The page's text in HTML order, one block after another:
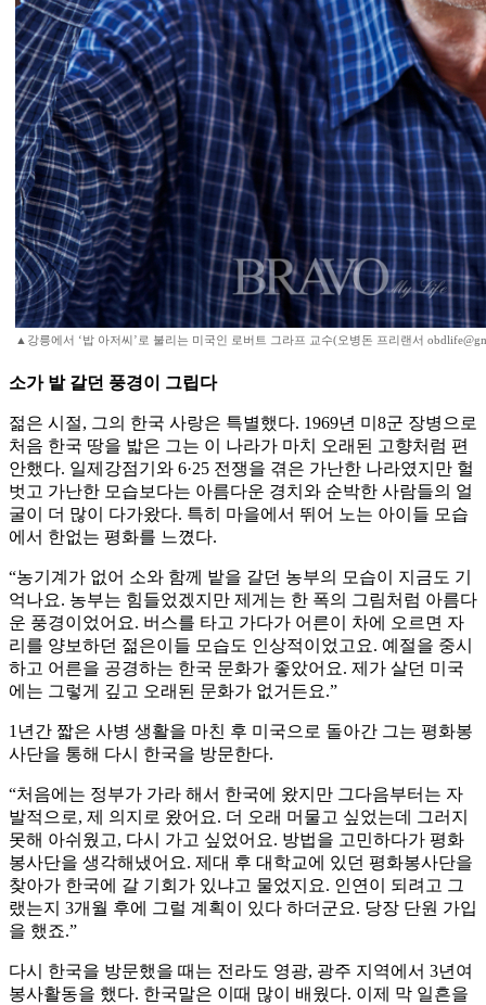
▲강릉에서 ‘밥 아저씨’로 불리는 미국인 로버트 그라프 교수(오병돈 프리랜서
소가 밭 갈던 풍경이 그립다
젊은 시절, 그의 한국 사랑은 특별했다. 1969년 미8군 장병으로
처음 한국 땅을 밟은 그는 이 나라가 마치 오래된 고향처럼 편
안했다. 일제강점기와 6·25 전쟁을 겪은 가난한 나라였지만 헐
벗고 가난한 모습보다는 아름다운 경치와 순박한 사람들의 얼
굴이 더 많이 다가왔다. 특히 마을에서 뛰어 노는 아이들 모습
에서 한없는 평화를 느꼈다.
“농기계가 없어 소와 함께 밭을 갈던 농부의 모습이 지금도 기
억나요. 농부는 힘들었겠지만 제게는 한 폭의 그림처럼 아름다
운 풍경이었어요. 버스를 타고 가다가 어른이 차에 오르면 자
리를 양보하던 젊은이들 모습도 인상적이었고요. 예절을 중시
하고 어른을 공경하는 한국 문화가 좋았어요. 제가 살던 미국
에는 그렇게 깊고 오래된 문화가 없거든요.”
1년간 짧은 사병 생활을 마친 후 미국으로 돌아간 그는 평화봉
사단을 통해 다시 한국을 방문한다.
“처음에는 정부가 가라 해서 한국에 왔지만 그다음부터는 자
발적으로, 제 의지로 왔어요. 더 오래 머물고 싶었는데 그러지
못해 아쉬웠고, 다시 가고 싶었어요. 방법을 고민하다가 평화
봉사단을 생각해냈어요. 제대 후 대학교에 있던 평화봉사단을
찾아가 한국에 갈 기회가 있냐고 물었지요. 인연이 되려고 그
랬는지 3개월 후에 그럴 계획이 있다 하더군요. 당장 단원 가입
을 했죠.”
다시 한국을 방문했을 때는 전라도 영광, 광주 지역에서 3년여
봉사활동을 했다. 한국말은 이때 많이 배웠다. 이제 막 일흔을